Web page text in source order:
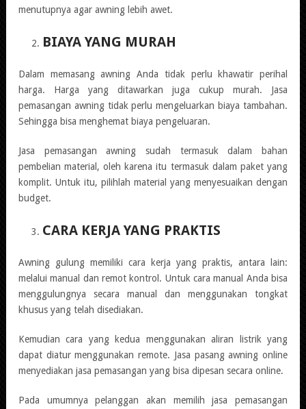
menutupnya agar awning lebih awet.
BIAYA YANG MURAH
Dalam memasang awning Anda tidak perlu khawatir perihal
harga. Harga yang ditawarkan juga cukup murah. Jasa
pemasangan awning tidak perlu mengeluarkan biaya tambahan.
Sehingga bisa menghemat biaya pengeluaran.
Jasa pemasangan awning sudah termasuk dalam bahan
pembelian material, oleh karena itu termasuk dalam paket yang
komplit. Untuk itu, pilihlah material yang menyesuaikan dengan
budget.
CARA KERJA YANG PRAKTIS
Awning gulung memiliki cara kerja yang praktis, antara lain:
melalui manual dan remot kontrol. Untuk cara manual Anda bisa
menggulungnya secara manual dan menggunakan tongkat
khusus yang telah disediakan.
Kemudian cara yang kedua menggunakan aliran listrik yang
dapat diatur menggunakan remote. Jasa pasang awning online
menyediakan jasa pemasangan yang bisa dipesan secara online.
Pada umumnya pelanggan akan memilih jasa pemasangan